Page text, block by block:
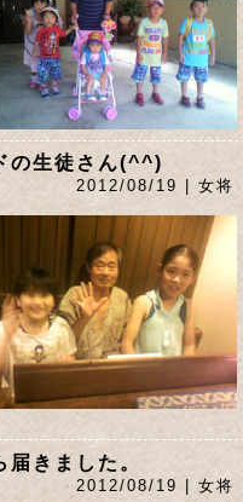
の生徒さん(^^)
2012/08/19 | 女将
きました。
2012/08/19 | 女将